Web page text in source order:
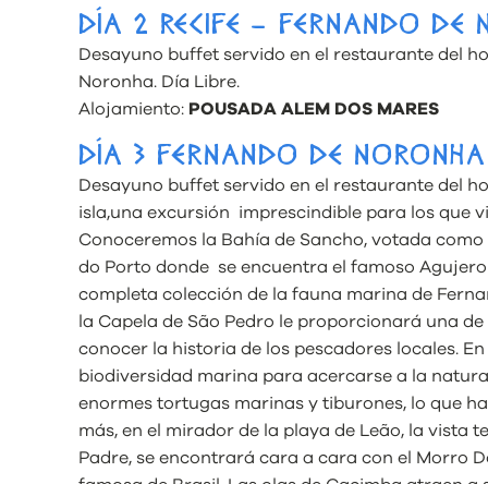
DÍA 2 RECIFE – FERNANDO DE
Desayuno buffet servido en el restaurante del
Noronha. Día Libre.
Alojamiento: POUSADA ALEM DOS MARES
DÍA 3 FERNANDO DE NORONHA
Desayuno buffet servido en el restaurante del
isla,una excursión imprescindible para los que
Conoceremos la Bahía de Sancho, votada
do Porto donde se encuentra el famoso
completa colección de la fauna marina de
la Capela de São Pedro le proporcionará una
conocer la historia de los pescadores locales.
biodiversidad marina para acercarse a la
enormes tortugas marinas y tiburones, lo que
más, en el mirador de la playa de Leão, la vista
Padre, se encontrará cara a cara con el Morro